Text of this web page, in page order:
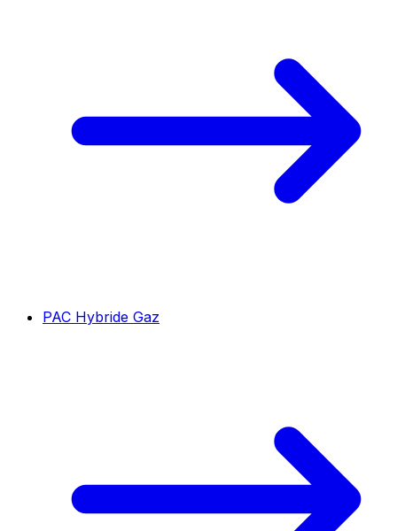
PAC Hybride Gaz